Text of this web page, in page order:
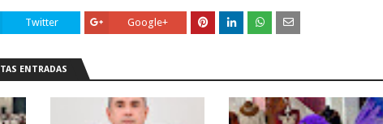
Twitter Google+
ENTRADAS